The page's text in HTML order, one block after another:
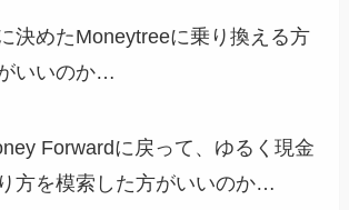
決めたMoneytreeに乗り換える方
いいのか…
Forwardに戻って、ゆるく現金
方を模索した方がいいのか…